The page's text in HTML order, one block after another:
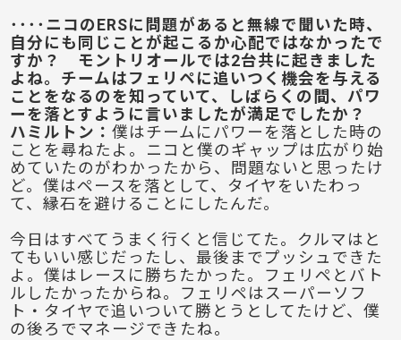
････ニコのERSに問題があると無線で聞いた時、
自分にも同じことが起こるか心配ではなかったで
すか？ モントリオールでは2台共に起きました
よね。チームはフェリペに追いつく機会を与える
ことをなるのを知っていて、しばらくの間、パワ
ーを落とすように言いましたが満足でしたか？
ハミルトン ：僕はチームにパワーを落とした時の
ことを尋ねたよ。ニコと僕のギャップは広がり始
めていたのがわかったから、問題ないと思ったけ
ど。僕はペースを落として、タイヤをいたわっ
て、縁石を避けることにしたんだ。
今日はすべてうまく行くと信じてた。クルマはと
てもいい感じだったし、最後までプッシュできた
よ。僕はレースに勝ちたかった。フェリペとバト
ルしたかったからね。フェリペはスーパーソフ
ト・タイヤで追いついて勝とうとしてたけど、僕
の後ろでマネージできたね。